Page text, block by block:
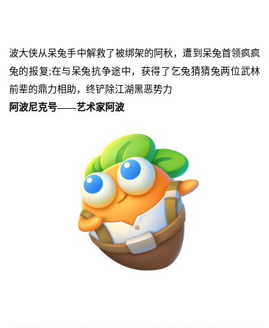
波大侠从呆兔手中解救了被绑架的阿秋，遭到呆兔首领疯疯
兔的报复;在与呆兔抗争途中，获得了乞兔猜猜兔两位武林
前辈的鼎力相助，终铲除江湖黑恶势力
阿波尼克号——艺术家阿波